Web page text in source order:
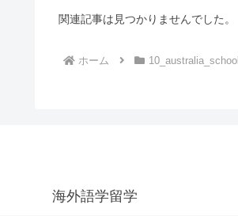
関連記事は見つかりませんでした。
ホーム 10_australia_school
海外語学留学